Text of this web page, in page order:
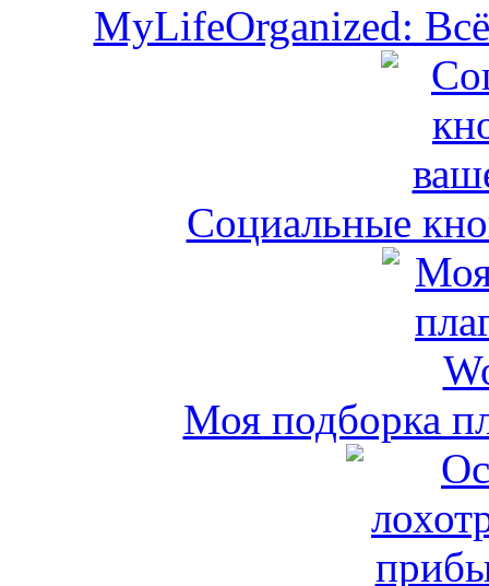
MyLifeOrganized:
Социальные
Моя подборка